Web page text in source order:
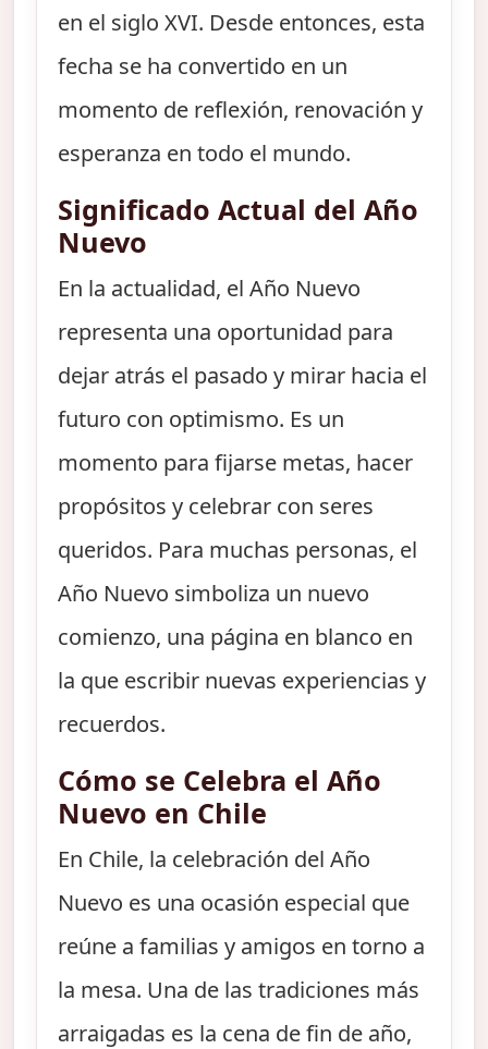
en el siglo XVI. Desde entonces, esta
fecha se ha convertido en un
momento de reflexión, renovación y
esperanza en todo el mundo.
Significado Actual del Año
Nuevo
En la actualidad, el Año Nuevo
representa una oportunidad para
dejar atrás el pasado y mirar hacia el
futuro con optimismo. Es un
momento para fijarse metas, hacer
propósitos y celebrar con seres
queridos. Para muchas personas, el
Año Nuevo simboliza un nuevo
comienzo, una página en blanco en
la que escribir nuevas experiencias y
recuerdos.
Cómo se Celebra el Año
Nuevo en Chile
En Chile, la celebración del Año
Nuevo es una ocasión especial que
reúne a familias y amigos en torno a
la mesa. Una de las tradiciones más
arraigadas es la cena de fin de año,